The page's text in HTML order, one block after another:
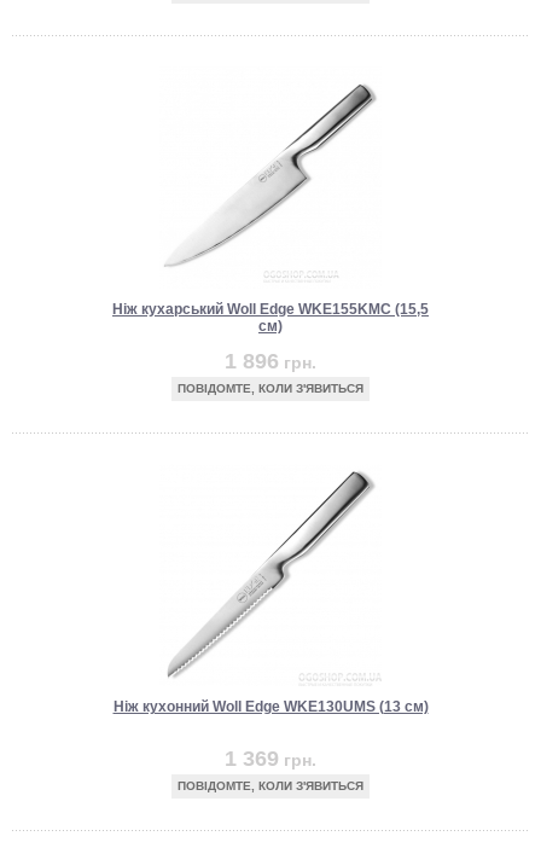
Ніж кухарський Woll Edge WKE155KMC (15,5
см)
1 896 грн.
ПОВІДОМТЕ, КОЛИ З'ЯВИТЬСЯ
Ніж кухонний Woll Edge WKE130UMS (13 см)
1 369 грн.
ПОВІДОМТЕ, КОЛИ З'ЯВИТЬСЯ